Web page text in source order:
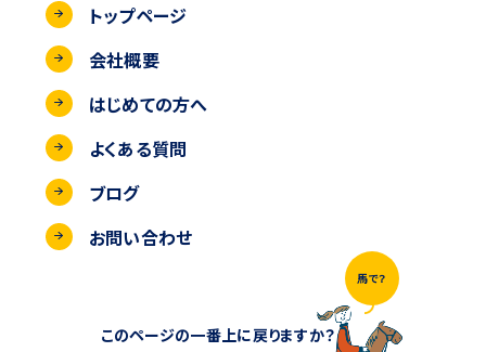
トップページ
会社概要
はじめての方へ
よくある質問
ブログ
お問い合わせ
このページの一番上に戻りますか？
馬で？